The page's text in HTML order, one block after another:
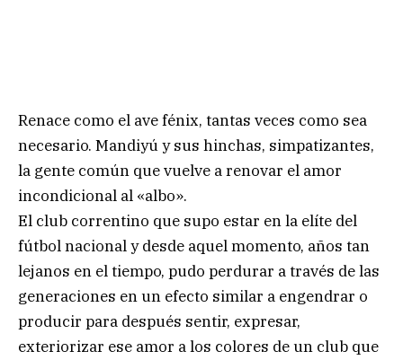
Renace como el ave fénix, tantas veces como sea
necesario. Mandiyú y sus hinchas, simpatizantes,
la gente común que vuelve a renovar el amor
incondicional al «albo».
El club correntino que supo estar en la elíte del
fútbol nacional y desde aquel momento, años tan
lejanos en el tiempo, pudo perdurar a través de las
generaciones en un efecto similar a engendrar o
producir para después sentir, expresar,
exteriorizar ese amor a los colores de un club que